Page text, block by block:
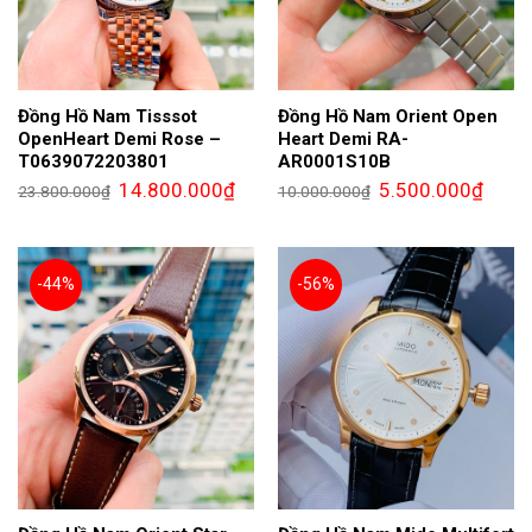
Đồng Hồ Nam Tisssot
OpenHeart Demi Rose –
T0639072203801
23.800.000₫ Giá
gốc
14.800.000₫Giá
hiện
14.800.000₫.
Đồng Hồ Nam Orient Open
Heart Demi RA-
AR0001S10B
10.000.000₫ Giá
gốc
5.500.000₫Giá
hiện
-44%
-56%